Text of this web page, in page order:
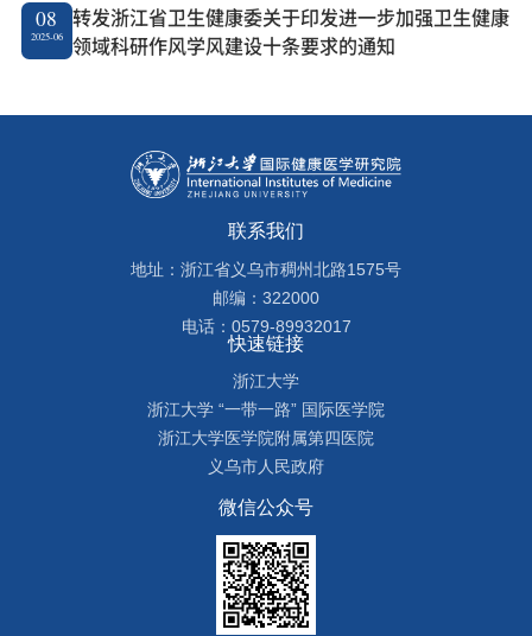
08
2025-06
转发浙江省卫生健康委关于印发进一步加强卫生健康
领域科研作风学风建设十条要求的通知
联系我们
地址：浙江省义乌市稠州北路1575号
邮编：322000
电话：0579-89932017
快速链接
浙江大学
浙江大学 “一带一路” 国际医学院
浙江大学医学院附属第四医院
义乌市人民政府
微信公众号